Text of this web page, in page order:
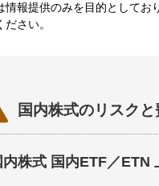
情報提供のみを目的としてお
さい。
国内株式のリスク
内株式 国内ETF／ETN